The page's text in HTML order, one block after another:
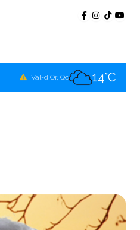
Val-d'Or, Qc 14°C